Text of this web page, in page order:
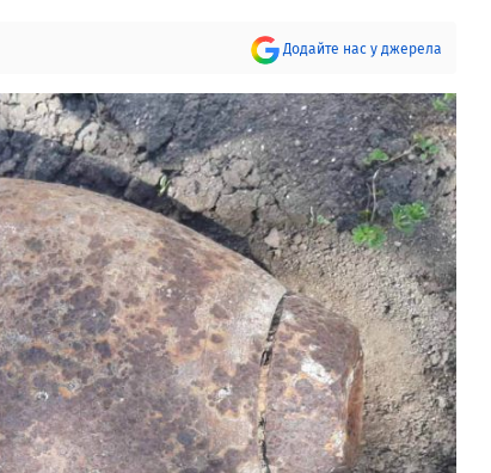
Додайте нас у джерела